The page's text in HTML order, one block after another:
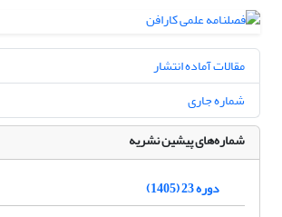
مقالات آماده انتشار
شماره جاری
شماره‌های پیشین نشریه
دوره 23 (1405)